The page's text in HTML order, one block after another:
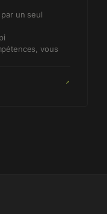
un seul
vous
↗